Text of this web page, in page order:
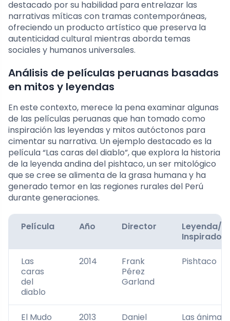
destacado por su habilidad para entrelazar las
narrativas míticas con tramas contemporáneas,
ofreciendo un producto artístico que preserva la
autenticidad cultural mientras aborda temas
sociales y humanos universales.
Análisis de películas peruanas basadas
en mitos y leyendas
En este contexto, merece la pena examinar algunas
de las películas peruanas que han tomado como
inspiración las leyendas y mitos autóctonos para
cimentar su narrativa. Un ejemplo destacado es la
película “Las caras del diablo”, que explora la historia
de la leyenda andina del pishtaco, un ser mitológico
que se cree se alimenta de la grasa humana y ha
generado temor en las regiones rurales del Perú
durante generaciones.
Película Año Director
Leyenda/
Inspirador
Las
caras
del
diablo
2014
Frank
Pérez
Garland
Pishtaco
El Mudo 2013 Daniel Las ánimas